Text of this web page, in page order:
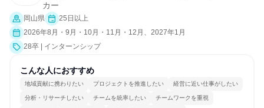
カー
岡山県
25日以上
2026年8月・9月・10月・11月・12月、2027年1月
28卒 | インターンシップ
こんな人におすすめ
地域貢献に携わりたい プロジェクトを推進したい 経営に近い仕事がしたい
分析・リサーチしたい チームを統率したい チームワークを重視